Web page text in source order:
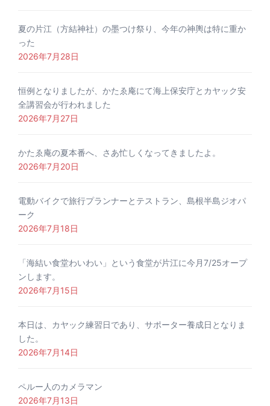
夏の片江（方結神社）の墨つけ祭り、今年の神輿は特に重か
った
2026年7月28日
恒例となりましたが、かたゑ庵にて海上保安庁とカヤック安
全講習会が行われました
2026年7月27日
かたゑ庵の夏本番へ、さあ忙しくなってきましたよ。
2026年7月20日
電動バイクで旅行プランナーとテストラン、島根半島ジオパ
ーク
2026年7月18日
「海結い食堂わいわい」という食堂が片江に今月7/25オープ
ンします。
2026年7月15日
本日は、カヤック練習日であり、サポーター養成日となりま
した。
2026年7月14日
ペルー人のカメラマン
2026年7月13日